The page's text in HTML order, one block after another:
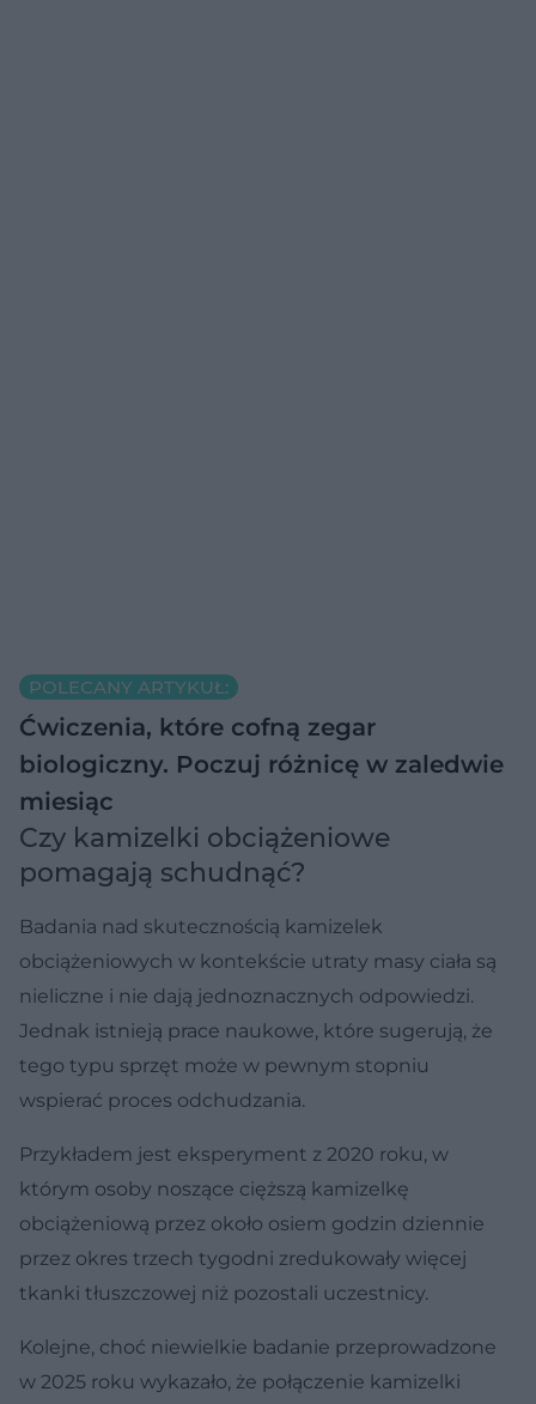
POLECANY ARTYKUŁ:
Ćwiczenia, które cofną zegar
biologiczny. Poczuj różnicę w zaledwie
miesiąc
Czy kamizelki obciążeniowe
pomagają schudnąć?
Badania nad skutecznością kamizelek
obciążeniowych w kontekście utraty masy ciała są
nieliczne i nie dają jednoznacznych odpowiedzi.
Jednak istnieją prace naukowe, które sugerują, że
tego typu sprzęt może w pewnym stopniu
wspierać proces odchudzania.
Przykładem jest eksperyment z 2020 roku, w
którym osoby noszące cięższą kamizelkę
obciążeniową przez około osiem godzin dziennie
przez okres trzech tygodni zredukowały więcej
tkanki tłuszczowej niż pozostali uczestnicy.
Kolejne, choć niewielkie badanie przeprowadzone
w 2025 roku wykazało, że połączenie kamizelki